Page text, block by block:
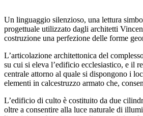
Un linguaggio silenzioso, una lettura
progettuale utilizzato dagli architetti
costruzione una perfezione delle forme
L’articolazione architettonica del
su cui si eleva l’edificio ecclesiastico, e il
centrale attorno al quale si dispongono i
elementi in calcestruzzo armato che,
L’edificio di culto è costituito da due
oltre a consentire alla luce naturale di